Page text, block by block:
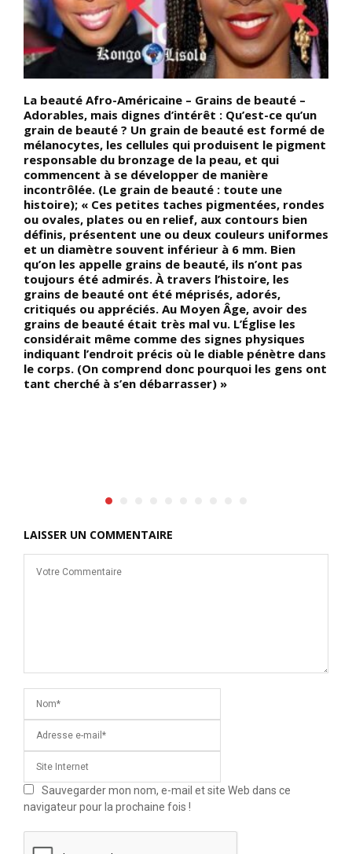
La beauté Afro-Américaine – Grains de beauté –
Adorables, mais dignes d’intérêt : Qu’est-ce qu’un
grain de beauté ? Un grain de beauté est formé de
mélanocytes, les cellules qui produisent le pigment
responsable du bronzage de la peau, et qui
commencent à se développer de manière
incontrôlée. (Le grain de beauté : toute une
histoire); « Ces petites taches pigmentées, rondes
ou ovales, plates ou en relief, aux contours bien
définis, présentent une ou deux couleurs uniformes
et un diamètre souvent inférieur à 6 mm. Bien
qu’on les appelle grains de beauté, ils n’ont pas
toujours été admirés. À travers l’histoire, les
grains de beauté ont été méprisés, adorés,
critiqués ou appréciés. Au Moyen Âge, avoir des
grains de beauté était très mal vu. L’Église les
considérait même comme des signes physiques
indiquant l’endroit précis où le diable pénètre dans
le corps. (On comprend donc pourquoi les gens ont
tant cherché à s’en débarrasser) »
LAISSER UN COMMENTAIRE
Sauvegarder mon nom, e-mail et site Web dans ce
navigateur pour la prochaine fois !